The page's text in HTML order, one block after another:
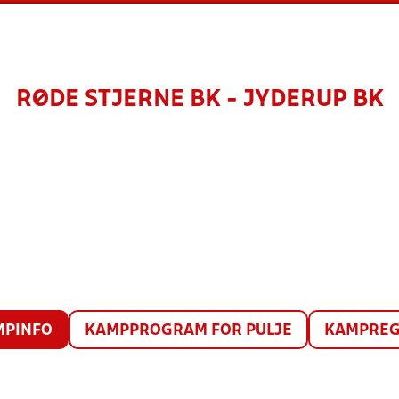
RØDE STJERNE BK - JYDERUP BK
KAMPPROGRAM FOR PULJE